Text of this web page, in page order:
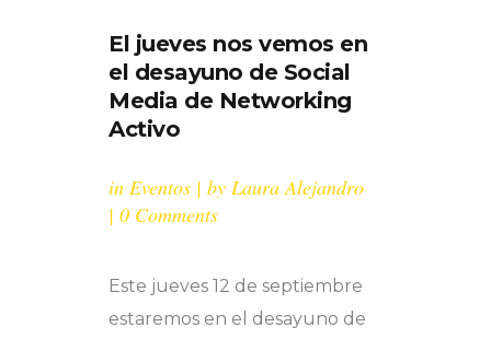
El jueves nos vemos en
el desayuno de Social
Media de Networking
Activo
in Eventos by Laura Alejandro
0 Comments
Este jueves 12 de septiembre
estaremos en el desayuno de